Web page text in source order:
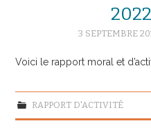
3 SEPTEMBRE
Voici le rapport moral et
RAPPORT D'ACTIVITÉ